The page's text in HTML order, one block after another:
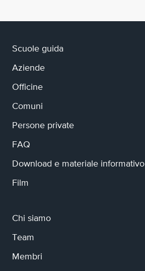
Scuole guida
Aziende
Officine
Comuni
Persone private
FAQ
Download e materiale informativo
Film
Chi siamo
Team
Membri